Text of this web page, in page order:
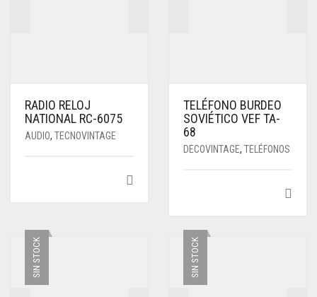
RADIO RELOJ
NATIONAL RC-6075
AUDIO, TECNOVINTAGE
TELÉFONO BURDEO
SOVIÉTICO VEF TA-
68
DECOVINTAGE, TELÉFONOS
SIN STOCK SIN STOCK